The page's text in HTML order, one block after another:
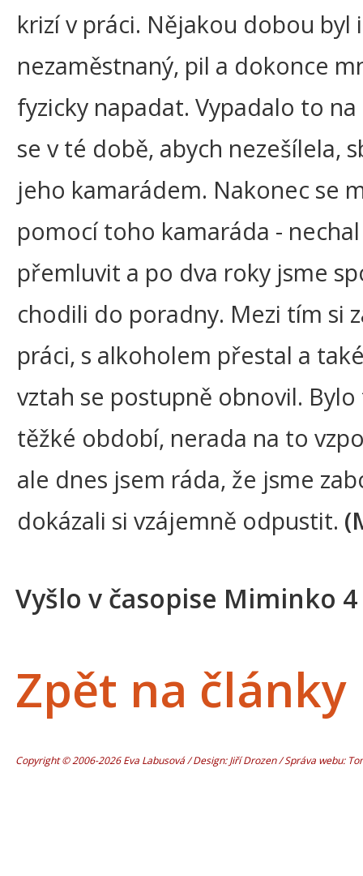
krizí v práci. Nějakou dobou byl i
nezaměstnaný, pil a dokonce
fyzicky napadat. Vypadalo to na
se v té době, abych nezešílela,
jeho kamarádem. Nakonec se
pomocí toho kamaráda - nechal
přemluvit a po dva roky jsme
chodili do poradny. Mezi tím si
práci, s alkoholem přestal a
vztah se postupně obnovil.
těžké období, nerada na to
ale dnes jsem ráda, že jsme
dokázali si vzájemně odpustit.
Vyšlo v časopise Miminko 4
Zpět na články
Copyright © 2006-2026 Eva Labusová / Design: Jiří Drozen / Správa webu: